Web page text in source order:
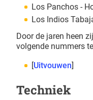
Los Panchos -
Los Indios
Door de jaren heen
volgende nummers
Uitvouwen
Techniek